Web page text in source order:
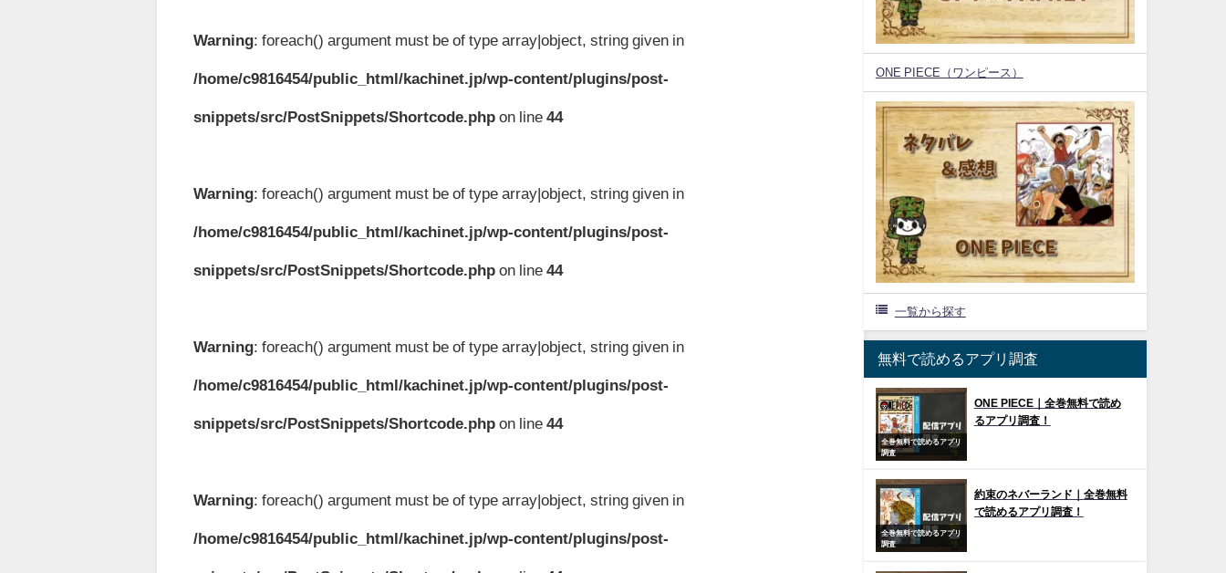
Warning: foreach() argument must be of type array|object, string given in
/home/c9816454/public_html/kachinet.jp/wp-content/plugins/post-
snippets/src/PostSnippets/Shortcode.php on line44
Warning: foreach() argument must be of type array|object, string given in
/home/c9816454/public_html/kachinet.jp/wp-content/plugins/post-
snippets/src/PostSnippets/Shortcode.php on line44
Warning: foreach() argument must be of type array|object, string given in
/home/c9816454/public_html/kachinet.jp/wp-content/plugins/post-
snippets/src/PostSnippets/Shortcode.php on line44
Warning: foreach() argument must be of type array|object, string given in
/home/c9816454/public_html/kachinet.jp/wp-content/plugins/post-
ONE PIECE（ワンピース）
一覧から探す
無料で読めるアプリ調査
全巻無料で読めるアプリ
調査
ONE PIECE｜全巻無料で読め
るアプリ調査！
全巻無料で読めるアプリ
調査
約束のネバーランド｜全巻無料
で読めるアプリ調査！